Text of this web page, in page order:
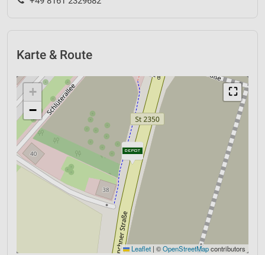
Karte & Route
⛶
+
−
Leaflet | ©OpenStreetMapcontributors